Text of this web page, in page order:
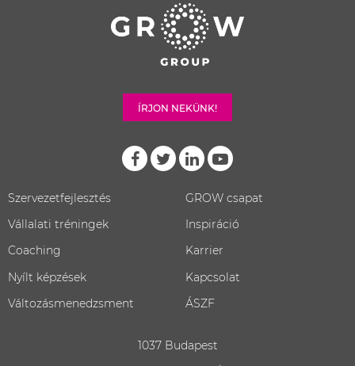
ÍRJON NEKÜNK!
Szervezetfejlesztés
Vállalati tréningek
Coaching
Nyílt képzések
Változásmenedzsment
GROW csapat
Inspiráció
Karrier
Kapcsolat
ÁSZF
1037 Budapest